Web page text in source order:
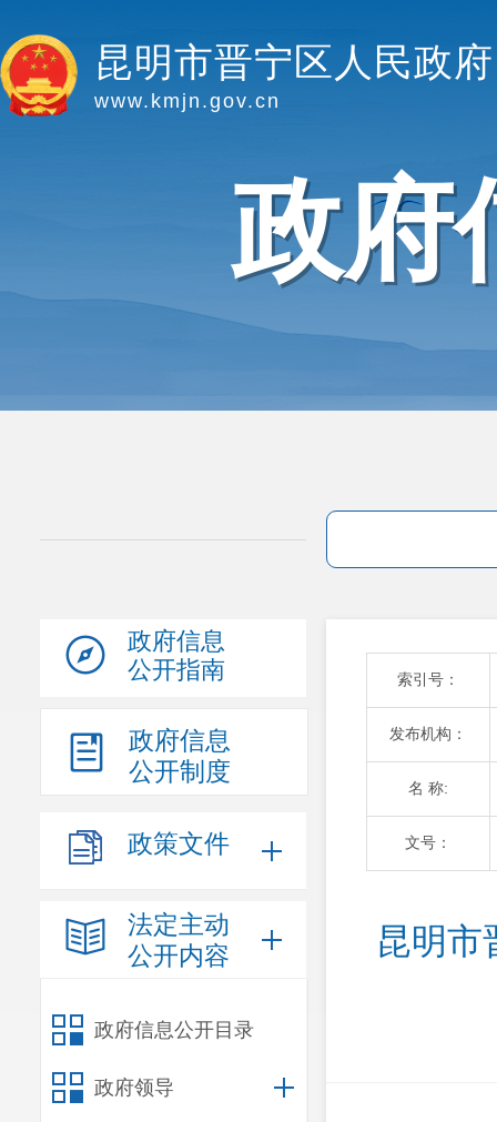
昆明市晋宁区人民政府
www.kmjn.gov.cn
政府
政府信息
公开指南
政府信息
公开制度
政策文件
法定主动
公开内容
政府信息公开目录
政府领导
索引号：
发布机构：
名 称:
文号：
昆明市